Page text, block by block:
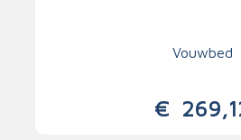
Vouwbed
€